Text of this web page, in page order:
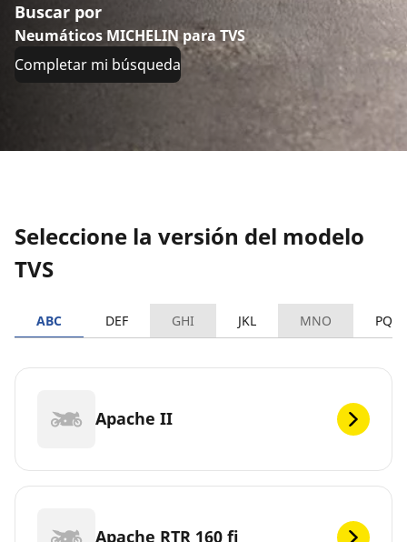
Buscar por
Neumáticos MICHELIN para TVS
Completar mi búsqueda
Seleccione la versión del modelo
TVS
ABC DEF GHI JKL MNO PQRS
Apache II
Apache RTR 160 fi